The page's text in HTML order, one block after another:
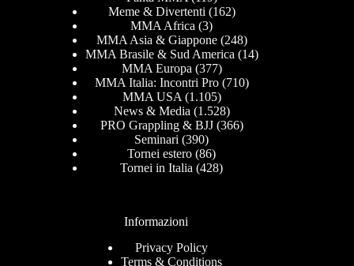
Meme & Divertenti (162)
MMA Africa (3)
MMA Asia & Giappone(248)
MMA Brasile & Sud America (14)
MMA Europa (377)
MMA Italia: Incontri Pro(710)
MMA USA (1.105)
News & Media (1.528)
PRO Grappling & BJJ(366)
Seminari (390)
Tornei estero (86)
Tornei in Italia (428)
Informazioni
Privacy Policy
Terms & Conditions